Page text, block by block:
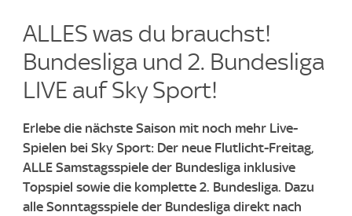
ALLES was du brauchst!
Bundesliga und 2. Bundesliga
LIVE auf Sky Sport!​
Erlebe die nächste Saison mit noch mehr Live-
Spielen bei Sky Sport: Der neue Flutlicht-Freitag,
ALLE Samstagsspiele der Bundesliga inklusive
Topspiel sowie die komplette 2. Bundesliga. ​Dazu
alle Sonntagsspiele der Bundesliga direkt nach